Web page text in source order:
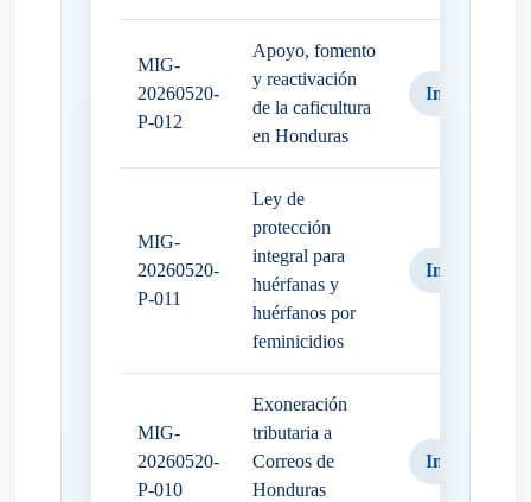
MIG-
20260520-
P-012
Apoyo, fomento
y reactivación
de la caficultura
en Honduras
Iniciativa
MIG-
20260520-
P-011
Ley de
protección
integral para
huérfanas y
huérfanos por
feminicidios
Iniciativa
MIG-
20260520-
P-010
Exoneración
tributaria a
Correos de
Honduras
Iniciativa